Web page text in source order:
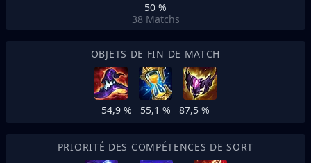
50 %
38 Matchs
OBJETS DE FIN DE MATCH
54,9 % 55,1 % 87,5 %
PRIORITÉ DES COMPÉTENCES DE SORT